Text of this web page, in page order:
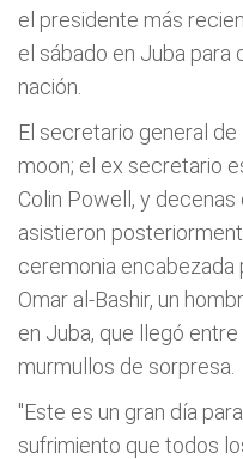
el presidente más
el sábado en Juba para
nación.
El secretario general de
moon; el ex secretario
Colin Powell, y
asistieron
ceremonia
Omar al-Bashir, un
en Juba, que llegó
murmullos de sorpresa.
"Este es un gran día
sufrimiento que todos